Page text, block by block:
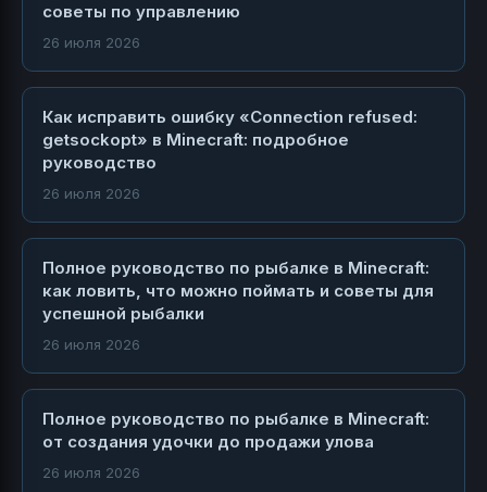
советы по управлению
26 июля 2026
Как исправить ошибку «Connection refused:
getsockopt» в Minecraft: подробное
руководство
26 июля 2026
Полное руководство по рыбалке в Minecraft:
как ловить, что можно поймать и советы для
успешной рыбалки
26 июля 2026
Полное руководство по рыбалке в Minecraft:
от создания удочки до продажи улова
26 июля 2026